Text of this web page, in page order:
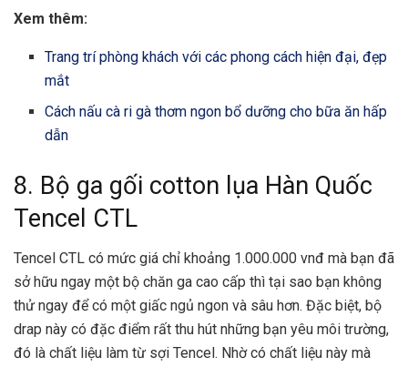
Xem thêm:
Trang trí phòng khách với các phong cách hiện đại, đẹp
mắt
Cách nấu cà ri gà thơm ngon bổ dưỡng cho bữa ăn hấp
dẫn
8. Bộ ga gối cotton lụa Hàn Quốc
Tencel CTL
Tencel CTL có mức giá chỉ khoảng 1.000.000 vnđ mà bạn đã
sở hữu ngay một bộ chăn ga cao cấp thì tại sao bạn không
thử ngay để có một giấc ngủ ngon và sâu hơn. Đặc biệt, bộ
drap này có đặc điểm rất thu hút những bạn yêu môi trường,
đó là chất liệu làm từ sợi Tencel. Nhờ có chất liệu này mà